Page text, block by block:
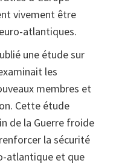
vivement être
atlantiques.
une étude sur
les
membres et
Cette étude
de la Guerre froide
la sécurité
atlantique et que